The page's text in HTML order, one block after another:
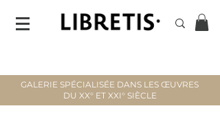
GALERIE SPÉCIALISÉE DANS LES ŒUVRES
DU XX° ET XXI° SIÈCLE